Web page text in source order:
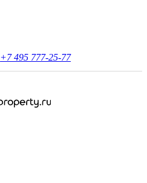
+7 495 777-25-77